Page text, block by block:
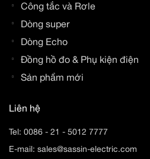
Công tắc và Rơle
Dòng super
Dòng Echo
Đồng hồ đo & Phụ kiện điện
Sản phẩm mới
Liên hệ
Tel: 0086 - 21 - 5012 7777
E-mail: sales@sassin-electric.com